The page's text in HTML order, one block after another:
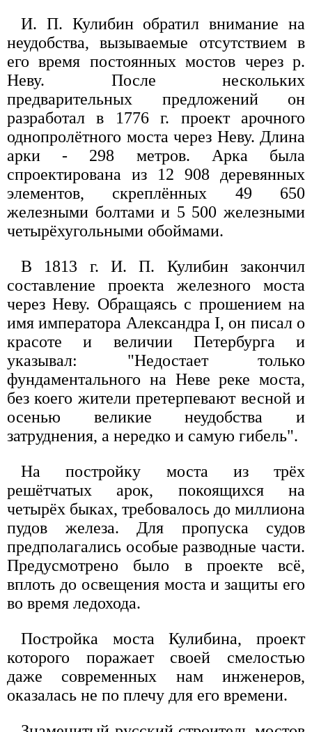
И. П. Кулибин обратил внимание на
неудобства, вызываемые отсутствием в
его время постоянных мостов через р.
Неву. После нескольких
предварительных предложений он
разработал в 1776 г. проект арочного
однопролётного моста через Неву. Длина
арки - 298 метров. Арка была
спроектирована из 12 908 деревянных
элементов, скреплённых 49 650
железными болтами и 5 500 железными
четырёхугольными обоймами.
В 1813 г. И. П. Кулибин закончил
составление проекта железного моста
через Неву. Обращаясь с прошением на
имя императора Александра I, он писал о
красоте и величии Петербурга и
указывал: "Недостает только
фундаментального на Неве реке моста,
без коего жители претерпевают весной и
осенью великие неудобства и
затруднения, а нередко и самую гибель".
На постройку моста из трёх
решётчатых арок, покоящихся на
четырёх быках, требовалось до миллиона
пудов железа. Для пропуска судов
предполагались особые разводные части.
Предусмотрено было в проекте всё,
вплоть до освещения моста и защиты его
во время ледохода.
Постройка моста Кулибина, проект
которого поражает своей смелостью
даже современных нам инженеров,
оказалась не по плечу для его времени.